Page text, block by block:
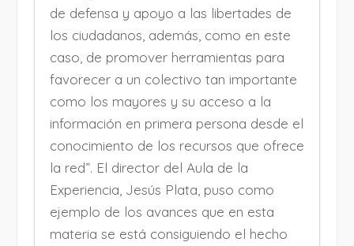
de defensa y apoyo a las libertades de
los ciudadanos, además, como en este
caso, de promover herramientas para
favorecer a un colectivo tan importante
como los mayores y su acceso a la
información en primera persona desde el
conocimiento de los recursos que ofrece
la red”. El director del Aula de la
Experiencia, Jesús Plata, puso como
ejemplo de los avances que en esta
materia se está consiguiendo el hecho